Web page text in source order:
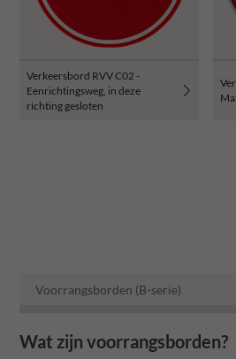
Verkeersbord RVV C02 -
Eenrichtingsweg, in deze
richting gesloten
Voorrangsborden (B-serie)
Wat zijn voorrangsborden?